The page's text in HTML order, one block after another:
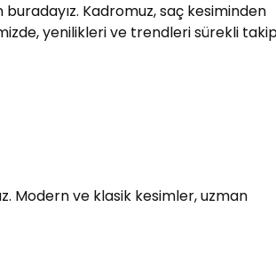
Kadromuz, saç kesiminden
yenilikleri ve trendleri sürekli
Modern ve klasik kesimler, uzman